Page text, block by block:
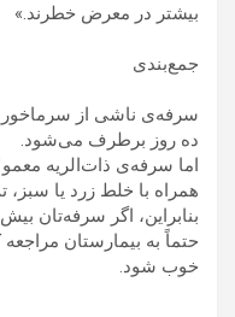
بیشتر در معرض خطرند.»
جمع‌بندی
سرفه‌ی ناشی از
ده روز برطرف می‌شود.
اما سرفه‌ی ذات‌الریه
همراه با خلط زرد یا
بنابراین، اگر سرفه‌تان
حتماً به بیمارستان مراجعه
خوب شود.